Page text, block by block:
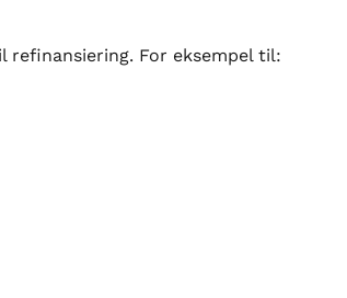
For eksempel til: